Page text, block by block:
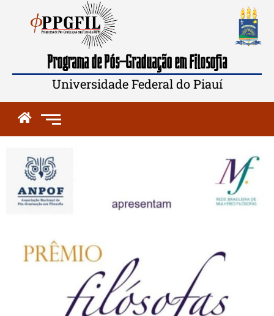
Programa de Pós-Graduação em Filosofia
Universidade Federal do Piauí